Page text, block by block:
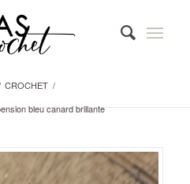
CROCHET /
bleu canard brillante